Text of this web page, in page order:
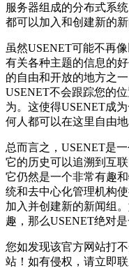
服务器组成的分布式系
都可以加入和创建新的新
虽然USENET可能不再
有关各种主题的信息的
的自由和开放的地方之
USENET不会跟踪您的
为。这使得USENET成
何人都可以在这里自由地
总而言之，USENET是
它的历史可以追溯到互
它仍然是一个非常有趣
统和去中心化管理机构
加入并创建新的新闻组
趣，那么USENET绝对
您如发现该官方网站打
站！如有侵权，请立即联